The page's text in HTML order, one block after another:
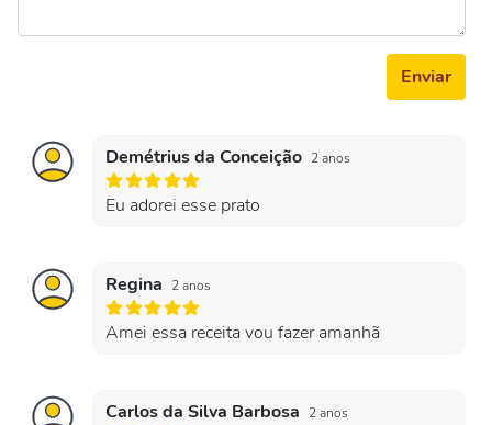
Enviar
Demétrius da Conceição 2 anos
Eu adorei esse prato
Regina 2 anos
Amei essa receita vou fazer amanhã
Carlos da Silva Barbosa 2 anos